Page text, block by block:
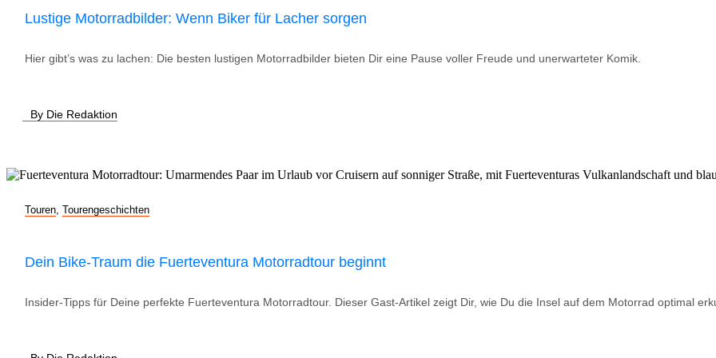
Lustige Motorradbilder: Wenn Biker für Lacher sorgen
Hier gibt’s was zu lachen: Die besten lustigen Motorradbilder bieten Dir eine Pause voller Freude und unerwarteter Komik.
By Die Redaktion
Touren Tourengeschichten
Dein Bike-Traum die Fuerteventura Motorradtour beginnt
Insider-Tipps für Deine perfekte Fuerteventura Motorradtour. Dieser Gast-Artikel zeigt Dir, wie Du die Insel auf dem Motorrad optimal